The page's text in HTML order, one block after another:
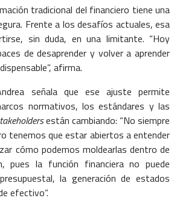
tradicional del financiero tiene una
Frente a los desafíos actuales, esa
sin duda, en una limitante. “Hoy
de desaprender y volver a aprender
afirma.
señala que ese ajuste permite
normativos, los estándares y las
están cambiando: “No siempre
tenemos que estar abiertos a entender
cómo podemos moldearlas dentro de
pues la función financiera no puede
la generación de estados
efectivo”.